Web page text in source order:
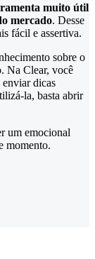
muito útil
mercado. Desse
fácil e assertiva.
sobre o
Na Clear, você
enviar dicas
la, basta abrir
um emocional
momento.